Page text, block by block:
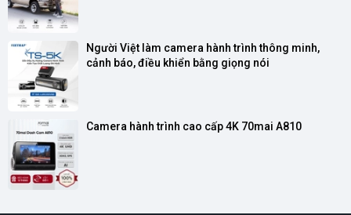
Người Việt làm camera hành trình thông minh,
cảnh báo, điều khiển bằng giọng nói
Camera hành trình cao cấp 4K 70mai A810